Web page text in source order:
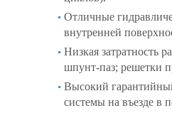
Отличные
внутренней
Низкая затратность
шпунт-паз; решетки
Высокий
системы на въезде в